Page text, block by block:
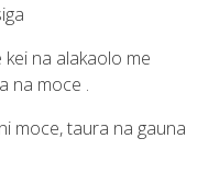
na alakaolo me
na moce .
moce, taura na gauna